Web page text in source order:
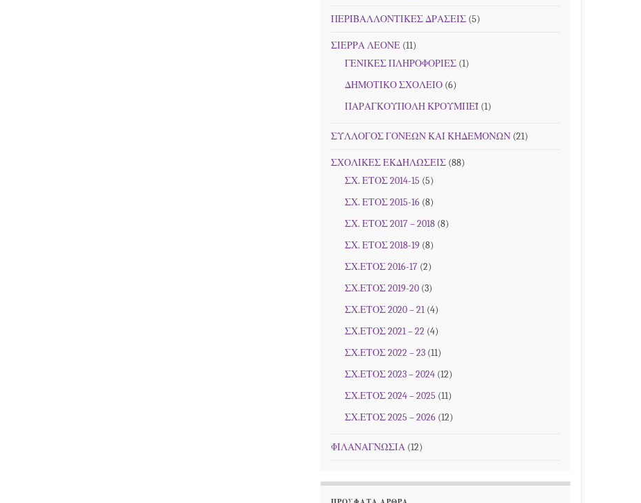
ΠΕΡΙΒΑΛΛΟΝΤΙΚΕΣ ΔΡΑΣΕΙΣ (5)
ΣΙΕΡΡΑ ΛΕΟΝΕ (11)
ΓΕΝΙΚΕΣ ΠΛΗΡΟΦΟΡΙΕΣ (1)
ΔΗΜΟΤΙΚΟ ΣΧΟΛΕΙΟ (6)
ΠΑΡΑΓΚΟΥΠΟΛΗ ΚΡΟΥΜΠΕΪ (1)
ΣΥΛΛΟΓΟΣ ΓΟΝΕΩΝ ΚΑΙ ΚΗΔΕΜΟΝΩΝ (21)
ΣΧΟΛΙΚΕΣ ΕΚΔΗΛΩΣΕΙΣ (88)
ΣΧ. ΕΤΟΣ 2014-15 (5)
ΣΧ. ΕΤΟΣ 2015-16 (8)
ΣΧ. ΕΤΟΣ 2017 – 2018 (8)
ΣΧ. ΕΤΟΣ 2018-19 (8)
ΣΧ.ΕΤΟΣ 2016-17 (2)
ΣΧ.ΕΤΟΣ 2019-20 (3)
ΣΧ.ΕΤΟΣ 2020 – 21 (4)
ΣΧ.ΕΤΟΣ 2021 – 22 (4)
ΣΧ.ΕΤΟΣ 2022 – 23 (11)
ΣΧ.ΕΤΟΣ 2023 – 2024 (12)
ΣΧ.ΕΤΟΣ 2024 – 2025 (11)
ΣΧ.ΕΤΟΣ 2025 – 2026 (12)
ΦΙΛΑΝΑΓΝΩΣΙΑ (12)